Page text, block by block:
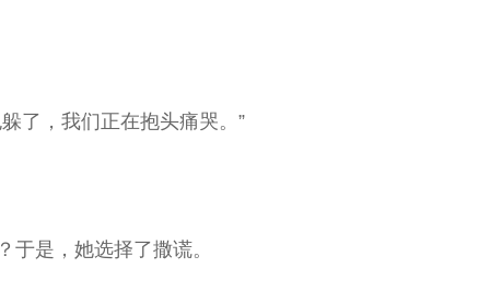
了，我们正在抱头痛哭。”
是，她选择了撒谎。